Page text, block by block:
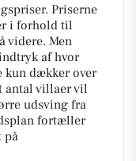
Priserne
i forhold til
videre. Men
af hvor
kun dækker over
antal villaer vil
udsving fra
fortæller
på